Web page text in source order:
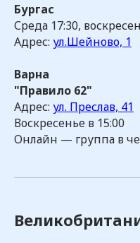
Бургас
Среда 17:30,
Адрес: ул.Шейново, 1
Варна
"Правило 62"
Адрес: ул. Преслав, 41
Воскресенье в 15:00
Онлайн — группа в